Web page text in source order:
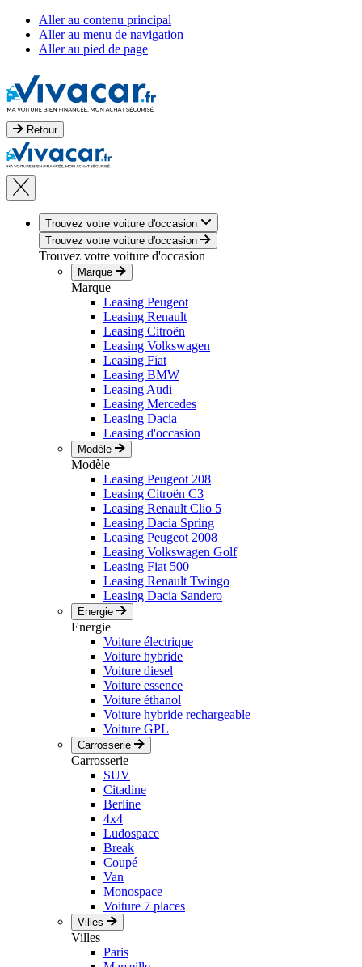
Aller au contenu principal
Aller au menu de navigation
Aller au pied de page
Retour
Trouvez votre voiture d'occasion
Trouvez votre voiture d'occasion
Trouvez votre voiture d'occasion
Marque
Marque
Leasing Peugeot
Leasing Renault
Leasing Citroën
Leasing Volkswagen
Leasing Fiat
Leasing BMW
Leasing Audi
Leasing Mercedes
Leasing Dacia
Leasing d'occasion
Modèle
Modèle
Leasing Peugeot 208
Leasing Citroën C3
Leasing Renault Clio 5
Leasing Dacia Spring
Leasing Peugeot 2008
Leasing Volkswagen Golf
Leasing Fiat 500
Leasing Renault Twingo
Leasing Dacia Sandero
Energie
Energie
Voiture électrique
Voiture hybride
Voiture diesel
Voiture essence
Voiture éthanol
Voiture hybride rechargeable
Voiture GPL
Carrosserie
Carrosserie
SUV
Citadine
Berline
4x4
Ludospace
Break
Coupé
Van
Monospace
Voiture 7 places
Villes
Villes
Paris